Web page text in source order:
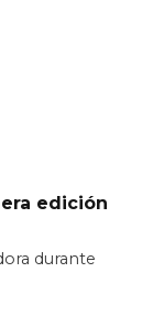
edición
durante